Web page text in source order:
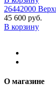
26442000
45 600 руб.
В корзину
О магазине